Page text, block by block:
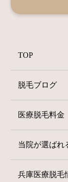
TOP
脱毛ブログ
医療脱毛料金
当院が選ばれ
兵庫医療脱毛